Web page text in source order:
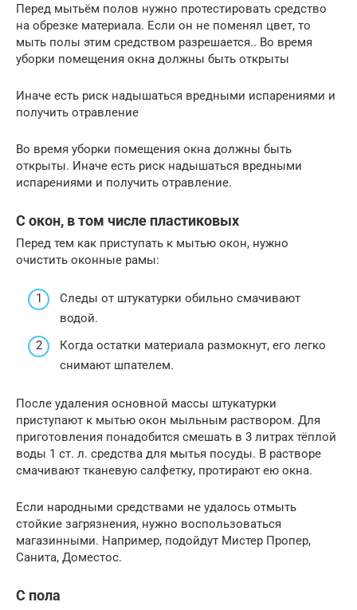
Перед мытьём полов нужно протестировать средство
на обрезке материала. Если он не поменял цвет, то
мыть полы этим средством разрешается.. Во время
уборки помещения окна должны быть открыты
Иначе есть риск надышаться вредными испарениями и
получить отравление
Во время уборки помещения окна должны быть
открыты. Иначе есть риск надышаться вредными
испарениями и получить отравление.
С окон, в том числе пластиковых
Перед тем как приступать к мытью окон, нужно
очистить оконные рамы:
Следы от штукатурки обильно смачивают
водой.
Когда остатки материала размокнут, его легко
снимают шпателем.
После удаления основной массы штукатурки
приступают к мытью окон мыльным раствором. Для
приготовления понадобится смешать в 3 литрах тёплой
воды 1 ст. л. средства для мытья посуды. В растворе
смачивают тканевую салфетку, протирают ею окна.
Если народными средствами не удалось отмыть
стойкие загрязнения, нужно воспользоваться
магазинными. Например, подойдут Мистер Пропер,
Санита, Доместос.
С пола